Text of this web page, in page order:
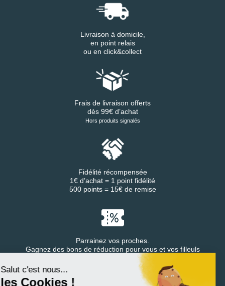
Continuer sans accepter
Salut c'est nous...
les Cookies !
Livraison à domicile,
en point relais
ou en click&collect
Frais de livraison offerts
dès 99€ d’achat
Hors produits signalés
Fidélité récompensée
1€ d’achat = 1 point fidélité
500 points = 15€ de remise
Parrainez vos proches.
Gagnez des bons de réduction pour vous et vos filleuls